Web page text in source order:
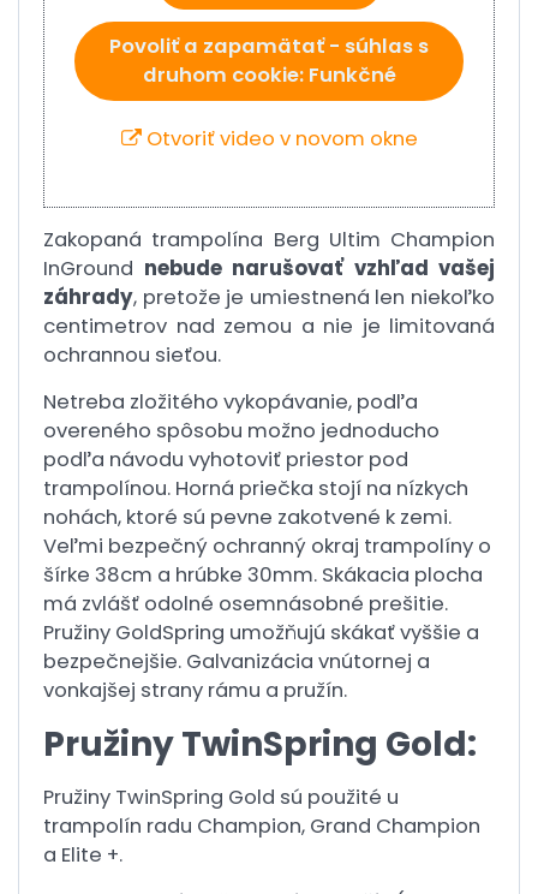
Povoliť a zapamätať - súhlas s
druhom cookie: Funkčné
Otvoriť video v novom okne
Zakopaná trampolína Berg Ultim Champion
InGround nebude narušovať vzhľad vašej
záhrady, pretože je umiestnená len niekoľko
centimetrov nad zemou a nie je limitovaná
ochrannou sieťou.
Netreba zložitého vykopávanie, podľa
overeného spôsobu možno jednoducho
podľa návodu vyhotoviť priestor pod
trampolínou. Horná priečka stojí na nízkych
nohách, ktoré sú pevne zakotvené k zemi.
Veľmi bezpečný ochranný okraj trampolíny o
šírke 38cm a hrúbke 30mm. Skákacia plocha
má zvlášť odolné osemnásobné prešitie.
Pružiny GoldSpring umožňujú skákať vyššie a
bezpečnejšie. Galvanizácia vnútornej a
vonkajšej strany rámu a pružín.
Pružiny TwinSpring Gold:
Pružiny TwinSpring Gold sú použité u
trampolín radu Champion, Grand Champion
a Elite +.